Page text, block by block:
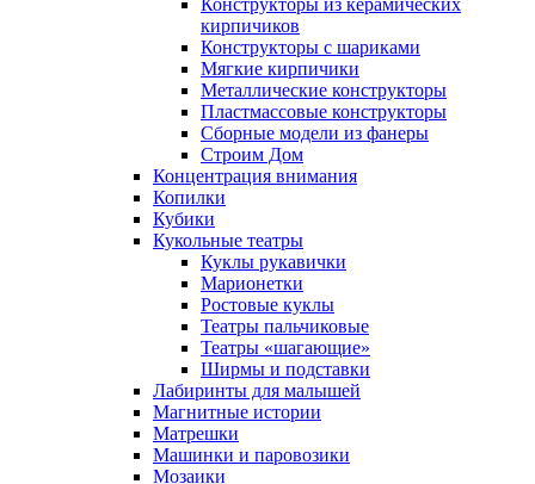
Конструкторы из керамических
кирпичиков
Конструкторы с шариками
Мягкие кирпичики
Металлические конструкторы
Пластмассовые конструкторы
Сборные модели из фанеры
Строим Дом
Концентрация внимания
Копилки
Кубики
Кукольные театры
Куклы рукавички
Марионетки
Ростовые куклы
Театры пальчиковые
Театры «шагающие»
Ширмы и подставки
Лабиринты для малышей
Магнитные истории
Матрешки
Машинки и паровозики
Мозаики